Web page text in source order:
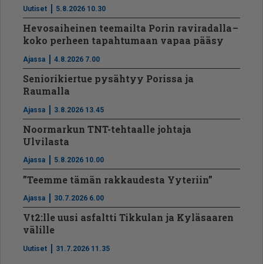
Uutiset 5.8.2026 10.30
Hevosaiheinen teemailta Porin raviradalla –
koko perheen tapahtumaan vapaa pääsy
Ajassa 4.8.2026 7.00
Seniorikiertue pysähtyy Porissa ja
Raumalla
Ajassa 3.8.2026 13.45
Noormarkun TNT-tehtaalle johtaja
Ulvilasta
Ajassa 5.8.2026 10.00
”Teemme tämän rakkaudesta Yyteriin”
Ajassa 30.7.2026 6.00
Vt2:lle uusi asfaltti Tikkulan ja Kyläsaaren
välille
Uutiset 31.7.2026 11.35